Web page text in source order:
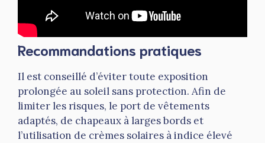
Recommandations pratiques
Il est conseillé d’éviter toute exposition
prolongée au soleil sans protection. Afin de
limiter les risques, le port de vêtements
adaptés, de chapeaux à larges bords et
l’utilisation de crèmes solaires à indice élevé